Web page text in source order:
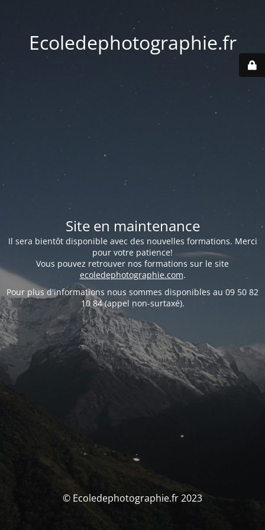
Ecoledephotographie.fr
Site en maintenance
Il sera bientôt disponible avec des nouvelles formations. Merci
pour votre patience!
Vous pouvez retrouver nos formations sur le site
ecoledephotographie.com.
Pour plus d'informations nous sommes disponibles au 09 50 82
10 84 (appel non-surtaxé).
© Ecoledephotographie.fr 2023